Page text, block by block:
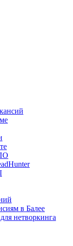
в Балее
нетворкинга